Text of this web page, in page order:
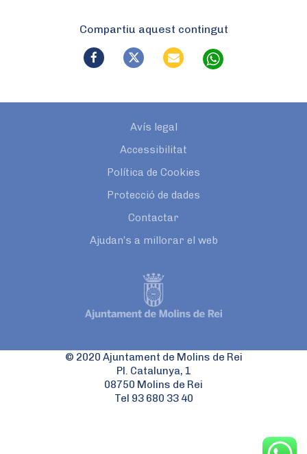
Compartiu aquest contingut
Avís legal
Accessibilitat
Política de Cookies
Protecció de dades
Contactar
Ajudan’s a millorar el web
© 2020 Ajuntament de Molins de Rei
Pl. Catalunya, 1
08750 Molins de Rei
Tel 93 680 33 40